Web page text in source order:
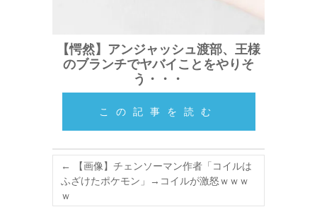
【愕然】アンジャッシュ渡部、王様
のブランチでヤバイことをやりそ
う・・・
この記事を読む
←
【画像】チェンソーマン作者「コイルは
ふざけたポケモン」→コイルが激怒ｗｗｗ
ｗ